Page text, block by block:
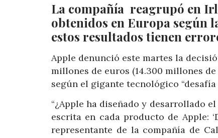
La compañía reagrupó en
obtenidos en Europa según
estos resultados tienen
Apple denunció este martes la
millones de euros (14.300 millones
según el gigante tecnológico
“¿Apple ha diseñado y desarrollado
escrita en cada producto de Apple:
representante de la compañía de